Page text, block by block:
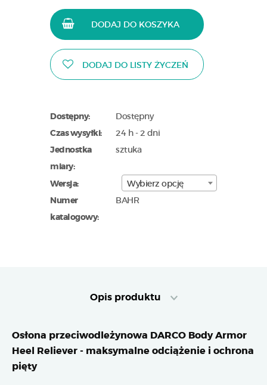
DODAJ DO KOSZYKA
DODAJ DO LISTY ŻYCZEŃ
Dostępny:
Dostępny
Czas wysyłki:
24 h - 2 dni
Jednostka
miary:
sztuka
Wersja:
Wybierz opcję
Numer
katalogowy:
BAHR
Opis produktu
Osłona przeciwodleżynowa DARCO Body Armor
Heel Reliever - maksymalne odciążenie i ochrona
pięty